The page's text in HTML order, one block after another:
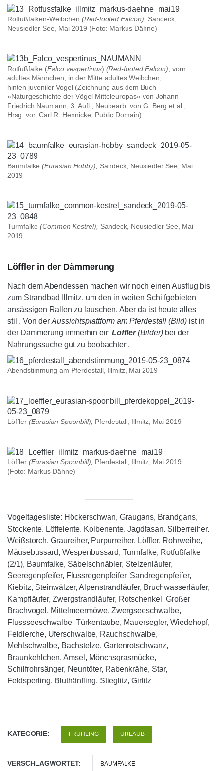
Rotfußfalken-Weibchen (Red-footed Falcon), Sandeck,
Neusiedler See, Mai 2019 (Foto: Markus Dähne)
Rotfußfalke (Falco vespertinus) (Red-footed Falcon) , vorn
adultes Männchen, in der Mitte adultes Weibchen,
hinten juveniler Vogel (Zeichnung aus dem Buch
»Naturgeschichte der Vögel Mitteleuropas« von Johann
Friedrich Naumann, 3. Aufl., Neubearb. von G. Berg et al.,
Hrsg. von Carl R. Hennicke; Public Domain)
Baumfalke (Eurasian Hobby),
Sandeck, Neusiedler See, Mai
2019
Turmfalke (Common Kestrel),
Sandeck, Neusiedler See, Mai
2019
Löffler in der Dämmerung
Nach dem Abendessen machen wir noch einen Ausflug bis
zum Strandbad Illmitz, um den in weiten Schilfgebieten
ansässigen Rallen zu lauschen. Aber da ist heute alles
still. Von der Aussichtsplattform am Pferdestall (Bild) ist in
der Dämmerung immerhin ein Löffler(Bilder) bei der
Nahrungssuche gut zu beobachten.
Abendstimmung am Pferdestall, Illmitz, Mai 2019
Löffler (Eurasian Spoonbill), Pferdestall, Illmitz, Mai 2019
Löffler (Eurasian Spoonbill),
Pferdestall, Illmitz, Mai 2019
(Foto: Markus Dähne)
Vogeltagesliste: Höckerschwan, Graugans, Brandgans,
Stockente, Löffelente, Kolbenente, Jagdfasan, Silberreiher,
Weißstorch, Graureiher, Purpurreiher, Löffler, Rohrweihe,
Mäusebussard, Wespenbussard, Turmfalke, Rotfußfalke
(2/1), Baumfalke, Säbelschnäbler, Stelzenläufer,
Seeregenpfeifer, Flussregenpfeifer, Sandregenpfeifer,
Kiebitz, Steinwälzer, Alpenstrandläufer, Bruchwasserläufer,
Kampfläufer, Zwergstrandläufer, Rotschenkel, Großer
Brachvogel, Mittelmeermöwe, Zwergseeschwalbe,
Flussseeschwalbe, Türkentaube, Mauersegler, Wiedehopf,
Feldlerche, Uferschwalbe, Rauchschwalbe,
Mehlschwalbe, Bachstelze, Gartenrotschwanz,
Braunkehlchen, Amsel, Mönchsgrasmücke,
Schilfrohrsänger, Neuntöter, Rabenkrähe, Star,
Feldsperling, Bluthänfling, Stieglitz, Girlitz
KATEGORIE: FRÜHLING URLAUB
VERSCHLAGWORTET: BAUMFALKE